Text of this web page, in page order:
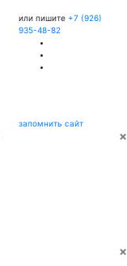
или пишите +7 (926)
935-48-82
запомнить сайт
×
×